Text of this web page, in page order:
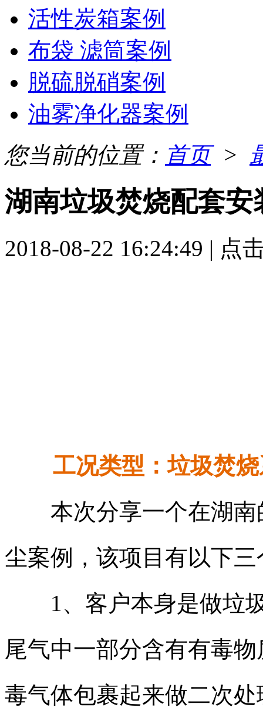
活性炭箱案例
布袋 滤筒案例
脱硫脱硝案例
油雾净化器案例
您当前的位置： 首页>
湖南垃圾焚烧配套
2018-08-22 16:24:49 | 点
工况类型：垃圾焚
本次分享一个在湖南
尘案例，该项目有以下
1、客户本身是做垃圾
尾气中一部分含有有毒
毒气体包裹起来做二次处